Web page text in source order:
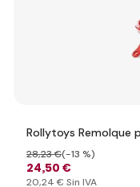
Rollytoys
24,50 €
28,23 €(-13 %)
20,24 € Sin IVA